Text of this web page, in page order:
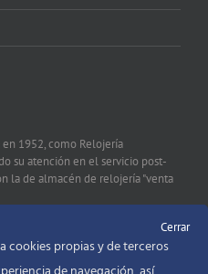
en 1952, como Relojería
su atención en el servicio post-
la de almacén de relojería "venta
Cerrar
cookies propias y de terceros